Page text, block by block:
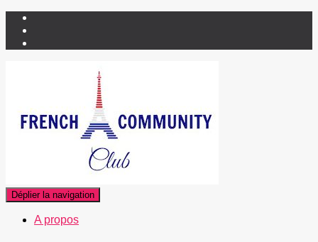
Déplier la navigation
A propos